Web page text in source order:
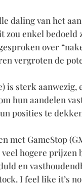
daling van het
enkel bedoeld
over
vergroten de
is sterk
hun aandelen
posities te
met GameStop
hogere prijzen
en
I feel like it’s